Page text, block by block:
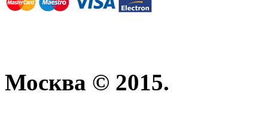
Москва © 2015.